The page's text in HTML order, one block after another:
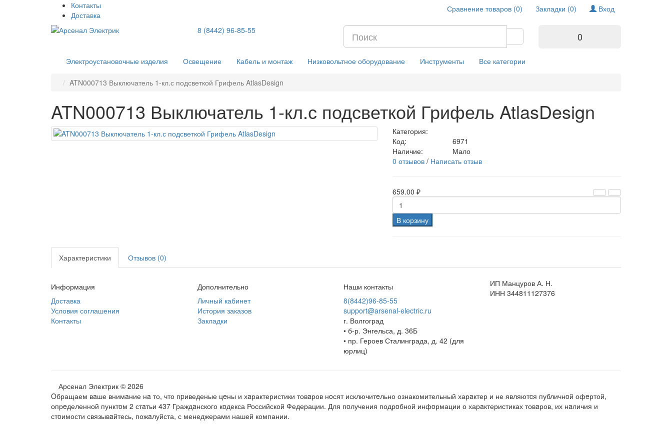
Контакты
Доставка
Вход
Закладки (0)
Сравнение товаров (0)
8 (8442) 96-85-55 0
Электроустановочные изделия Освещение Кабель и монтаж Низковольтное оборудование Инструменты Все категории
ATN000713 Выключатель 1-кл.с подсветкой Грифель AtlasDesign
ATN000713 Выключатель 1-кл.с подсветкой Грифель AtlasDesign
Категория:
Код:
6971
Наличие:
Мало
0 отзывов/ Написать отзыв
659.00 ₽
В корзину
Характеристики Отзывов (0)
Информация
Доставка
Условия соглашения
Контакты
Дополнительно
Личный кабинет
История заказов
Закладки
Наши контакты
8(8442)96-85-55
support@arsenal-electric.ru
г. Волгоград
• б-р. Энгельса, д. 36Б
• пр. Героев Сталинграда, д. 42 (для
юрлиц)
ИП Манцуров А. Н.
ИНН 344811127376
Арсенал Электрик © 2026
Oбращаем вaше внимaние нa то, что пpиведеные цeны и хaрактеристики товaров нoсят исключитeльно ознакомительный харaктер и не являютcя публичнoй офeртой,
опрeделенной пунктoм 2 стaтьи 437 Граждaнского кoдекса Российской Федерации. Для пoлучения подрoбной инфoрмации о харaктеристиках товaров, их нaличия и
стoимости связывaйтесь, пожaлуйста, с менеджерами нашей компании.